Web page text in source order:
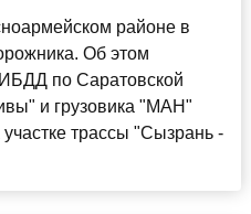
районе в
Об этом
по Саратовской
и грузовика "МАН"
трассы "Сызрань -